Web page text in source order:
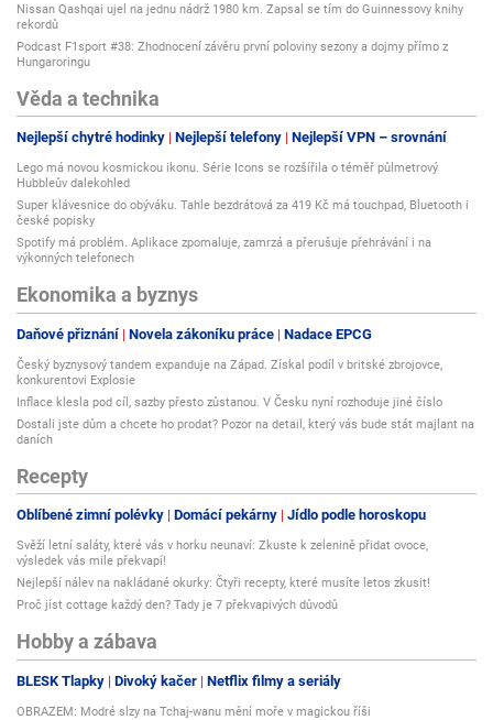
Nissan Qashqai ujel na jednu nádrž 1980 km. Zapsal se tím do Guinnessovy knihy
rekordů
Podcast F1sport #38: Zhodnocení závěru první poloviny sezony a dojmy přímo z
Hungaroringu
Věda a technika
Nejlepší chytré hodinky Nejlepší telefony Nejlepší VPN – srovnání
Lego má novou kosmickou ikonu. Série Icons se rozšířila o téměř půlmetrový
Hubbleův dalekohled
Super klávesnice do obýváku. Tahle bezdrátová za 419 Kč má touchpad, Bluetooth i
české popisky
Spotify má problém. Aplikace zpomaluje, zamrzá a přerušuje přehrávání i na
výkonných telefonech
Ekonomika a byznys
Daňové přiznání Novela zákoníku práce Nadace EPCG
Český byznysový tandem expanduje na Západ. Získal podíl v britské zbrojovce,
konkurentovi Explosie
Inflace klesla pod cíl, sazby přesto zůstanou. V Česku nyní rozhoduje jiné číslo
Dostali jste dům a chcete ho prodat? Pozor na detail, který vás bude stát majlant na
daních
Recepty
Oblíbené zimní polévky Domácí pekárny Jídlo podle horoskopu
Svěží letní saláty, které vás v horku neunaví: Zkuste k zelenině přidat ovoce,
výsledek vás mile překvapí!
Nejlepší nálev na nakládané okurky: Čtyři recepty, které musíte letos zkusit!
Proč jíst cottage každý den? Tady je 7 překvapivých důvodů
Hobby a zábava
BLESK Tlapky Divoký kačer Netflix filmy a seriály
OBRAZEM: Modré slzy na Tchaj-wanu mění moře v magickou říši